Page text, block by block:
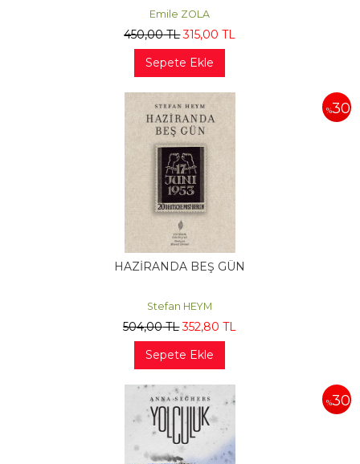
Emile ZOLA
450,00TL 315,00 TL
Sepete Ekle
%30
HAZİRANDA BEŞ GÜN
Stefan HEYM
504,00TL 352,80 TL
Sepete Ekle
%30